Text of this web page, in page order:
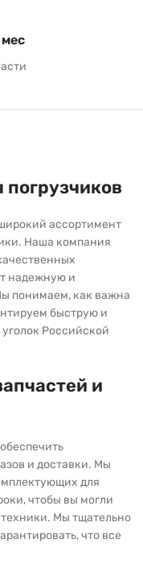
погрузчиков
ассортимент
Наша компания
надежную и
понимаем, как важна
быструю и
Российской
и
и доставки. Мы
для
чтобы вы могли
Мы тщательно
что все